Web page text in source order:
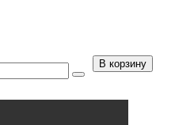
В корзину